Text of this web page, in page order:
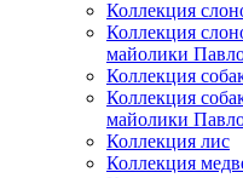
Коллекция
Коллекция
майолики
Коллекция
Коллекция
майолики
Коллекция лис
Коллекция